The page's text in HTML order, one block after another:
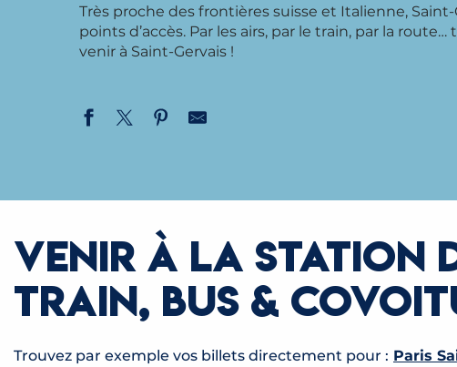
Très proche des frontières suisse et Italienne,
points d’accès. Par les airs, par le train, par la
venir à Saint-Gervais !
VENIR À LA STATION
TRAIN, BUS &
Trouvez par exemple vos billets directement pour : Paris